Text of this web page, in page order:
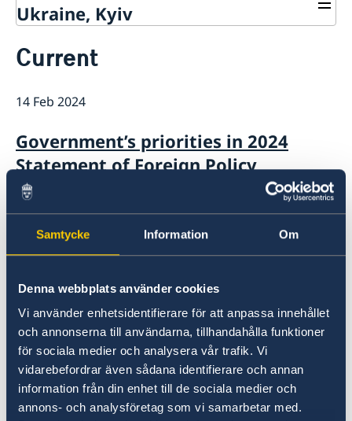
Samtycke Information Om
Denna webbplats använder cookies
Vi använder enhetsidentifierare för att anpassa innehållet
och annonserna till användarna, tillhandahålla funktioner
för sociala medier och analysera vår trafik. Vi
vidarebefordrar även sådana identifierare och annan
information från din enhet till de sociala medier och
annons- och analysföretag som vi samarbetar med.
Ukraine, Kyiv
Ambassador
About us
Current
Current
14 Feb 2024
Government’s priorities in 2024
Statement of Foreign Policy
18 Jun 2023
The Embassy in Kyiv does not handle
being
15 Feb 2023
2023 Statement of Foreign Policy
01 Feb 2022